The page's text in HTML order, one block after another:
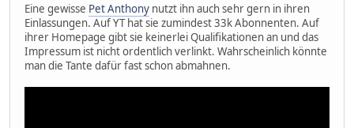
Eine gewisse Pet Anthony nutzt ihn auch sehr gern in ihren
Einlassungen. Auf YT hat sie zumindest 33k Abonnenten. Auf
ihrer Homepage gibt sie keinerlei Qualifikationen an und das
Impressum ist nicht ordentlich verlinkt. Wahrscheinlich könnte
man die Tante dafür fast schon abmahnen.